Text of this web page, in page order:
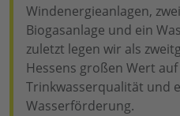
Windenergieanlagen,
Biogasanlage und ein
zuletzt legen wir als
Hessens großen Wert
Trinkwasserqualität und
Wasserförderung.